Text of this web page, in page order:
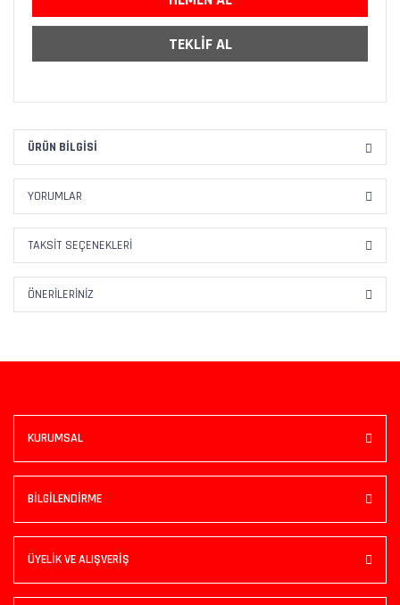
TEKLİF AL
ÜRÜN BILGISI
YORUMLAR
TAKSIT SEÇENEKLERI
ÖNERILERINIZ
KURUMSAL
BİLGİLENDİRME
ÜYELİK VE ALIŞVERİŞ